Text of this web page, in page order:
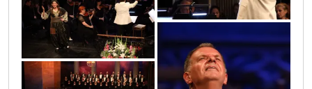
0o3a0597